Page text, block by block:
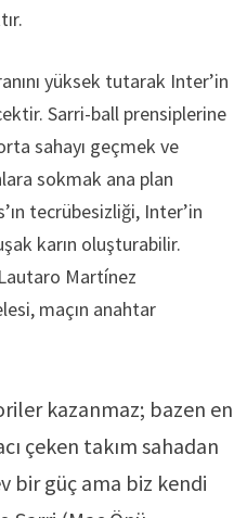
yüksek tutarak Inter’in
Sarri-ball prensiplerine
sahayı geçmek ve
sokmak ana plan
tecrübesizliği, Inter’in
karın oluşturabilir.
Martínez
maçın anahtar
kazanmaz; bazen en
çeken takım sahadan
bir güç ama biz kendi